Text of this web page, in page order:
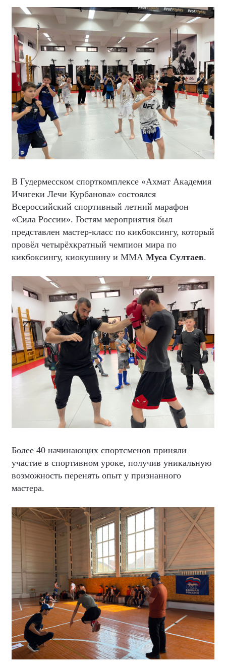
В Гудермесском спорткомплексе «Ахмат Академия
Ичигеки Лечи Курбанова» состоялся
Всероссийский спортивный летний марафон
«Сила России». Гостям мероприятия был
представлен мастер-класс по кикбоксингу, который
провёл четырёхкратный чемпион мира по
кикбоксингу, киокушину и ММА Муса Султаев.
Более 40 начинающих спортсменов приняли
участие в спортивном уроке, получив уникальную
возможность перенять опыт у признанного
мастера.